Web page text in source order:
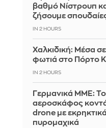
βαθμό Νίστρουπ
ζήσουμε
IN 2 HOURS
Χαλκιδική: Μέσα
φωτιά στο Πόρτο
IN 2 HOURS
Γερμανικά ΜΜΕ:
αεροσκάφος
drone με
πυρομαχικά